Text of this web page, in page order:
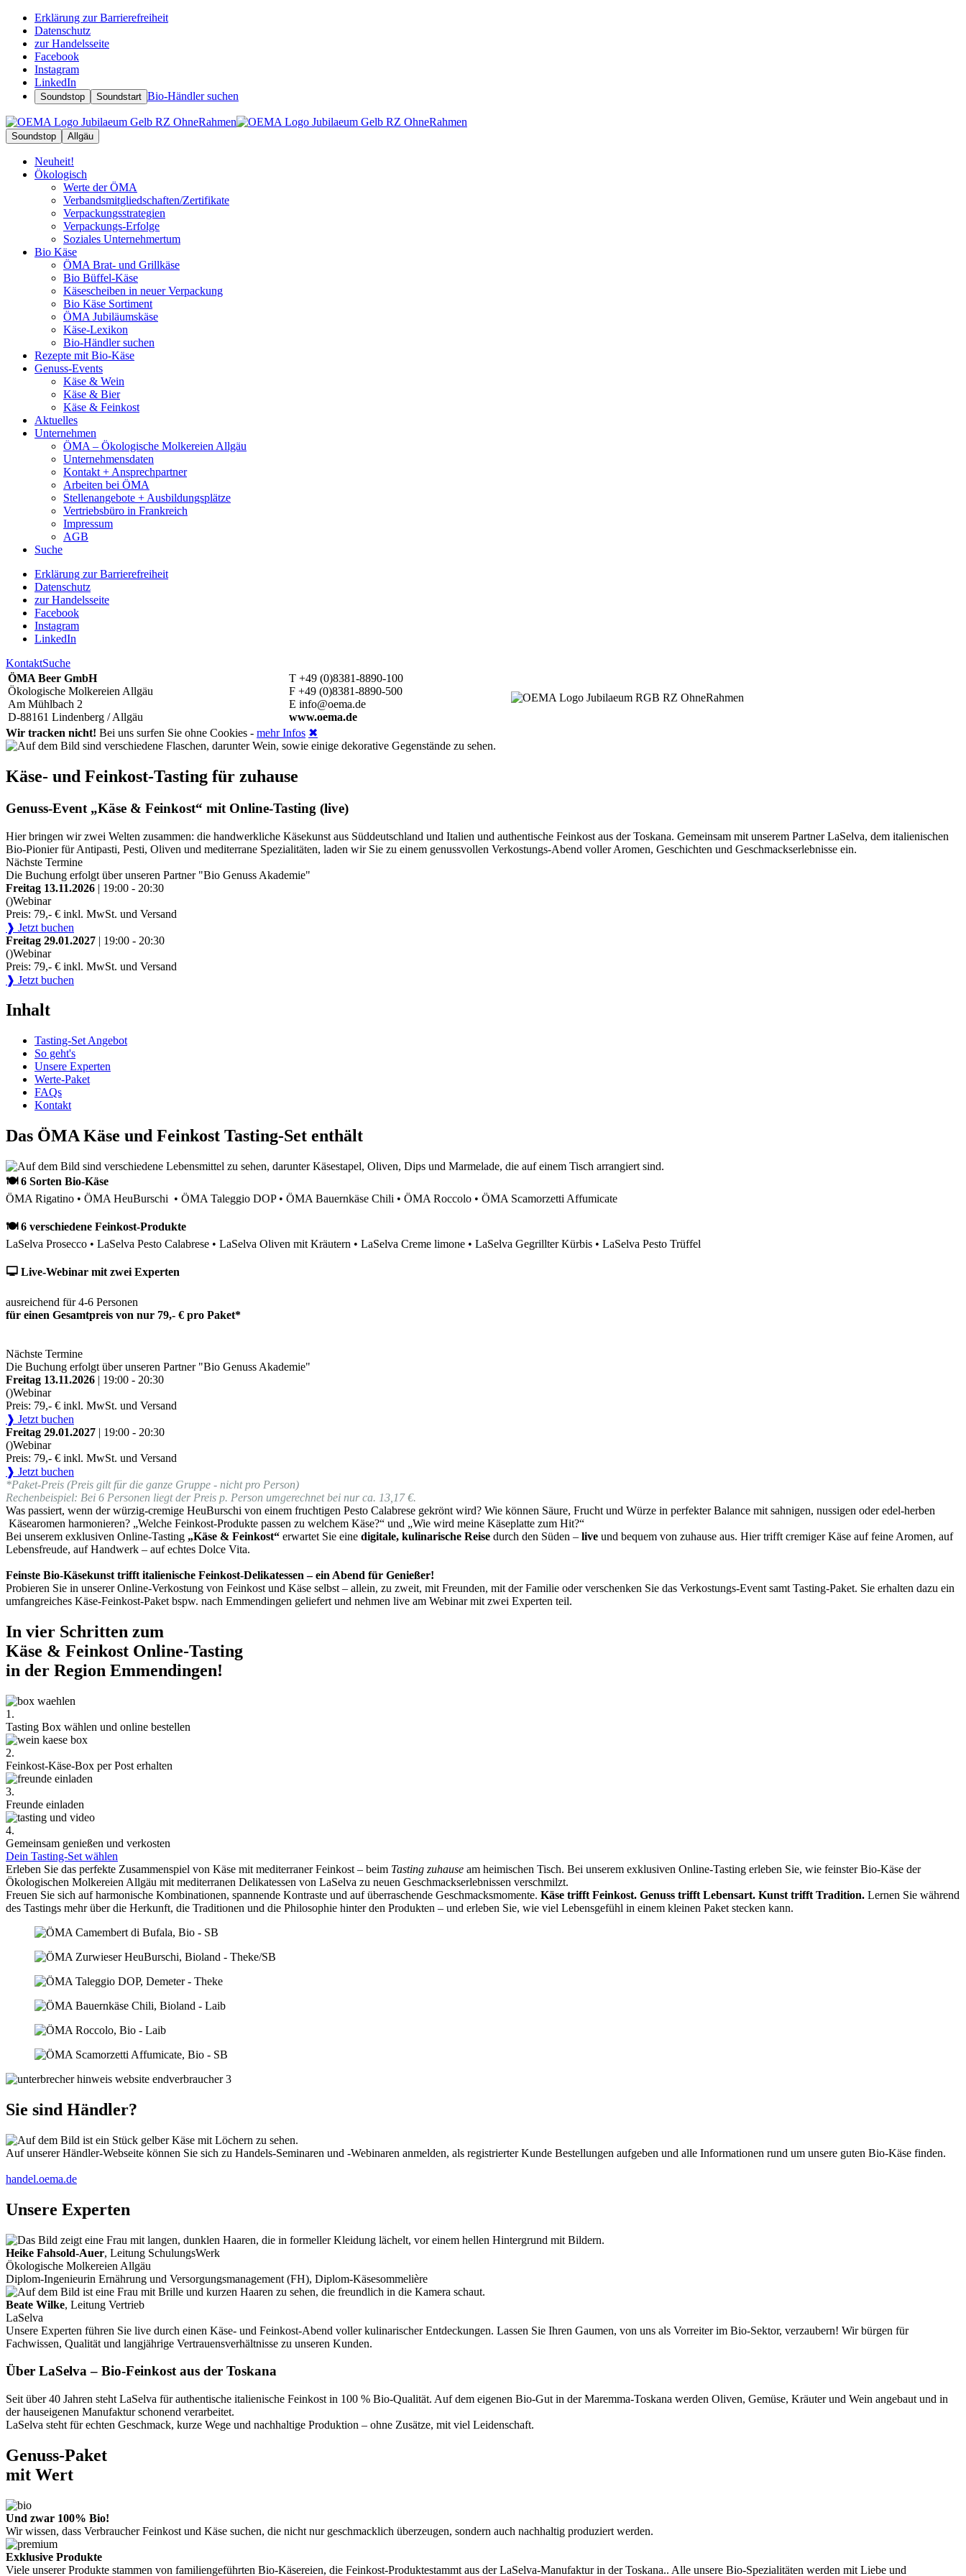
Erklärung zur Barrierefreiheit
Datenschutz
zur Handelsseite
Facebook
Instagram
LinkedIn
Soundstop Soundstart Bio-Händler suchen
Soundstop Allgäu
Neuheit!
Ökologisch
Werte der ÖMA
Verbandsmitgliedschaften/Zertifikate
Verpackungsstrategien
Verpackungs-Erfolge
Soziales Unternehmertum
Bio Käse
ÖMA Brat- und Grillkäse
Bio Büffel-Käse
Käsescheiben in neuer Verpackung
Bio Käse Sortiment
ÖMA Jubiläumskäse
Käse-Lexikon
Bio-Händler suchen
Rezepte mit Bio-Käse
Genuss-Events
Käse & Wein
Käse & Bier
Käse & Feinkost
Aktuelles
Unternehmen
ÖMA – Ökologische Molkereien Allgäu
Unternehmensdaten
Kontakt + Ansprechpartner
Arbeiten bei ÖMA
Stellenangebote + Ausbildungsplätze
Vertriebsbüro in Frankreich
Impressum
AGB
Suche
Erklärung zur Barrierefreiheit
Datenschutz
zur Handelsseite
Facebook
Instagram
LinkedIn
KontaktSuche
ÖMA Beer GmbH
Ökologische Molkereien Allgäu
Am Mühlbach 2
D-88161 Lindenberg / Allgäu
T +49 (0)8381-8890-100
F +49 (0)8381-8890-500
E info@oema.de
www.oema.de
Wir tracken nicht! Bei uns surfen Sie ohne Cookies - mehr Infos ✖
Käse- und Feinkost-Tasting für zuhause
Genuss-Event „Käse & Feinkost“ mit Online-Tasting (live)
Hier bringen wir zwei Welten zusammen: die handwerkliche Käsekunst aus Süddeutschland und Italien und authentische Feinkost aus der Toskana. Gemeinsam mit unserem Partner LaSelva, dem italienischen
Bio-Pionier für Antipasti, Pesti, Oliven und mediterrane Spezialitäten, laden wir Sie zu einem genussvollen Verkostungs-Abend voller Aromen, Geschichten und Geschmackserlebnisse ein.
Nächste Termine
Die Buchung erfolgt über unseren Partner "Bio Genuss Akademie"
Freitag 13.11.2026 | 19:00 - 20:30
()Webinar
Preis: 79,- € inkl. MwSt. und Versand
❱ Jetzt buchen
Freitag 29.01.2027 | 19:00 - 20:30
()Webinar
Preis: 79,- € inkl. MwSt. und Versand
❱ Jetzt buchen
Inhalt
Tasting-Set Angebot
So geht's
Unsere Experten
Werte-Paket
FAQs
Kontakt
Das ÖMA Käse und Feinkost Tasting-Set enthält
🍽 6 Sorten Bio-Käse
ÖMA Rigatino • ÖMA HeuBurschi • ÖMA Taleggio DOP • ÖMA Bauernkäse Chili • ÖMA Roccolo • ÖMA Scamorzetti Affumicate
🍽 6 verschiedene Feinkost-Produkte
LaSelva Prosecco • LaSelva Pesto Calabrese • LaSelva Oliven mit Kräutern • LaSelva Creme limone • LaSelva Gegrillter Kürbis • LaSelva Pesto Trüffel
🖵 Live-Webinar mit zwei Experten
ausreichend für 4-6 Personen
für einen Gesamtpreis von nur 79,- € pro Paket*
Nächste Termine
Die Buchung erfolgt über unseren Partner "Bio Genuss Akademie"
Freitag 13.11.2026 | 19:00 - 20:30
()Webinar
Preis: 79,- € inkl. MwSt. und Versand
❱ Jetzt buchen
Freitag 29.01.2027 | 19:00 - 20:30
()Webinar
Preis: 79,- € inkl. MwSt. und Versand
❱ Jetzt buchen
*Paket-Preis (Preis gilt für die ganze Gruppe - nicht pro Person)
Rechenbeispiel: Bei 6 Personen liegt der Preis p. Person umgerechnet bei nur ca. 13,17 €.
Was passiert, wenn der würzig-cremige HeuBurschi von einem fruchtigen Pesto Calabrese gekrönt wird? Wie können Säure, Frucht und Würze in perfekter Balance mit sahnigen, nussigen oder edel-herben
Käsearomen harmonieren? „Welche Feinkost-Produkte passen zu welchem Käse?“ und „Wie wird meine Käseplatte zum Hit?“
Bei unserem exklusiven Online-Tasting „Käse & Feinkost“ erwartet Sie eine digitale, kulinarische Reise durch den Süden – live und bequem von zuhause aus. Hier trifft cremiger Käse auf feine Aromen, auf
Lebensfreude, auf Handwerk – auf echtes Dolce Vita.
Feinste Bio-Käsekunst trifft italienische Feinkost-Delikatessen – ein Abend für Genießer!
Probieren Sie in unserer Online-Verkostung von Feinkost und Käse selbst – allein, zu zweit, mit Freunden, mit der Familie oder verschenken Sie das Verkostungs-Event samt Tasting-Paket. Sie erhalten dazu ein
umfangreiches Käse-Feinkost-Paket bspw. nach Emmendingen geliefert und nehmen live am Webinar mit zwei Experten teil.
In vier Schritten zum
Käse & Feinkost Online-Tasting
in der Region Emmendingen!
1.
Tasting Box wählen und online bestellen
2.
Feinkost-Käse-Box per Post erhalten
3.
Freunde einladen
4.
Gemeinsam genießen und verkosten
Dein Tasting-Set wählen
Erleben Sie das perfekte Zusammenspiel von Käse mit mediterraner Feinkost – beim Tasting zuhause am heimischen Tisch. Bei unserem exklusiven Online-Tasting erleben Sie, wie feinster Bio-Käse der
Ökologischen Molkereien Allgäu mit mediterranen Delikatessen von LaSelva zu neuen Geschmackserlebnissen verschmilzt.
Freuen Sie sich auf harmonische Kombinationen, spannende Kontraste und auf überraschende Geschmacksmomente. Käse trifft Feinkost. Genuss trifft Lebensart. Kunst trifft Tradition. Lernen Sie während
des Tastings mehr über die Herkunft, die Traditionen und die Philosophie hinter den Produkten – und erleben Sie, wie viel Lebensgefühl in einem kleinen Paket stecken kann.
Sie sind Händler?
Auf unserer Händler-Webseite können Sie sich zu Handels-Seminaren und -Webinaren anmelden, als registrierter Kunde Bestellungen aufgeben und alle Informationen rund um unsere guten Bio-Käse finden.
handel.oema.de
Unsere Experten
Heike Fahsold-Auer, Leitung SchulungsWerk
Ökologische Molkereien Allgäu
Diplom-Ingenieurin Ernährung und Versorgungsmanagement (FH), Diplom-Käsesommelière
Beate Wilke, Leitung Vertrieb
LaSelva
Unsere Experten führen Sie live durch einen Käse- und Feinkost-Abend voller kulinarischer Entdeckungen. Lassen Sie Ihren Gaumen, von uns als Vorreiter im Bio-Sektor, verzaubern! Wir bürgen für
Fachwissen, Qualität und langjährige Vertrauensverhältnisse zu unseren Kunden.
Über LaSelva – Bio-Feinkost aus der Toskana
Seit über 40 Jahren steht LaSelva für authentische italienische Feinkost in 100 % Bio-Qualität. Auf dem eigenen Bio-Gut in der Maremma-Toskana werden Oliven, Gemüse, Kräuter und Wein angebaut und in
der hauseigenen Manufaktur schonend verarbeitet.
LaSelva steht für echten Geschmack, kurze Wege und nachhaltige Produktion – ohne Zusätze, mit viel Leidenschaft.
Genuss-Paket
mit Wert
Und zwar 100% Bio!
Wir wissen, dass Verbraucher Feinkost und Käse suchen, die nicht nur geschmacklich überzeugen, sondern auch nachhaltig produziert werden.
Exklusive Produkte
Viele unserer Produkte stammen von familiengeführten Bio-Käsereien, die Feinkost-Produktestammt aus der LaSelva-Manufaktur in der Toskana.. Alle unsere Bio-Spezialitäten werden mit Liebe und